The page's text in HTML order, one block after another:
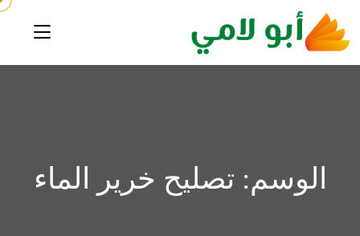
الوسم: تصليح خرير الماء